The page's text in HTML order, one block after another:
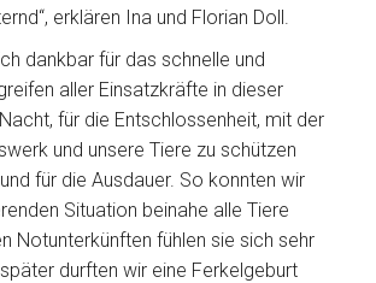
erklären Ina und Florian Doll.
dankbar für das schnelle und
aller Einsatzkräfte in dieser
für die Entschlossenheit, mit der
und unsere Tiere zu schützen
für die Ausdauer. So konnten wir
Situation beinahe alle Tiere
Notunterkünften fühlen sie sich sehr
durften wir eine Ferkelgeburt